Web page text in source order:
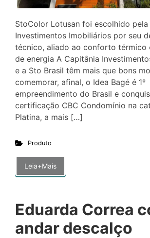
StoColor Lotusan foi escolhido pela
Investimentos Imobiliários por seu
técnico, aliado ao conforto térmico
de energia A Capitânia
e a Sto Brasil têm mais que bons
comemorar, afinal, o Idea Bagé é 1º
empreendimento do Brasil e
certificação CBC Condomínio na
Platina, a mais […]
Produto
Leia+Mais
Eduarda Correa
andar descalço